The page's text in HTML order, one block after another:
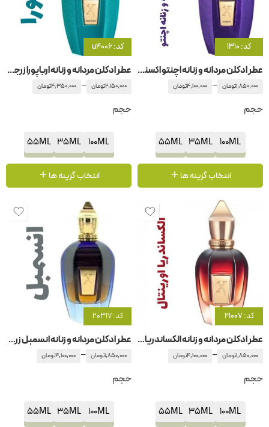
کد: 1310
عطر ادکلن مردانه و زنانه اچنتو اکسنتو زرجوف-زرژف
1,850,000تومان –
4,100,000تومان
حجم
100ML
35ML
55ML
انتخاب گزینه ها
کد: u4006
عطر ادکلن مردانه و زنانه ارباپورا زرجوف-زرژف
2,150,000تومان –
4,350,000تومان
حجم
100ML
35ML
55ML
انتخاب گزینه ها
کد: 21007
عطر ادکلن مردانه و زنانه الکساندریا اورینتال زرجوف-زرژف
1,850,000تومان –
4,100,000تومان
حجم
100ML
35ML
55ML
کد: 20317
عطر ادکلن مردانه و زنانه انسمبل زرجوف-زرژف
1,850,000تومان –
4,100,000تومان
حجم
100ML
35ML
55ML